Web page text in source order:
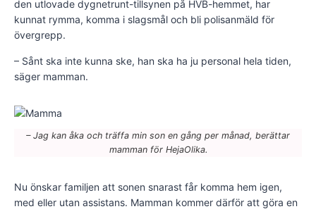
den utlovade dygnetrunt-tillsynen på HVB-hemmet, har
kunnat rymma, komma i slagsmål och bli polisanmäld för
övergrepp.
– Sånt ska inte kunna ske, han ska ha ju personal hela tiden,
säger mamman.
– Jag kan åka och träffa min son en gång per månad, berättar
mamman för HejaOlika.
Nu önskar familjen att sonen snarast får komma hem igen,
med eller utan assistans. Mamman kommer därför att göra en